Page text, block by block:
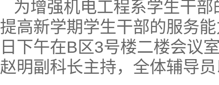
为增强机电工程系学生干
提高新学期学生干部的服务
日下午在B区3号楼二楼会议
赵明副科长主持，全体辅导